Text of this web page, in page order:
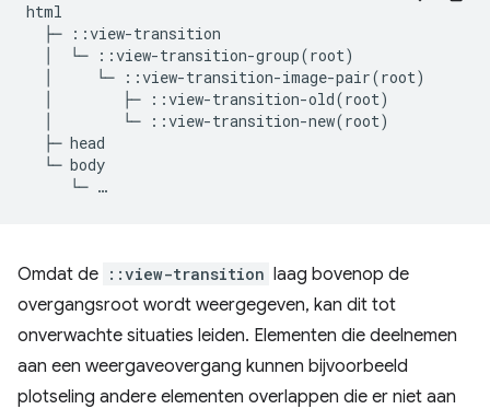
html
  ├─ ::view-transition
  │  └─ ::view-transition-group(root)
  │     └─ ::view-transition-image-pair(root)
  │        ├─ ::view-transition-old(root)
  │        └─ ::view-transition-new(root)
  ├─ head
  └─ body
Omdat de ::view-transition laag bovenop de
overgangsroot wordt weergegeven, kan dit tot
onverwachte situaties leiden. Elementen die deelnemen
aan een weergaveovergang kunnen bijvoorbeeld
plotseling andere elementen overlappen die er niet aan